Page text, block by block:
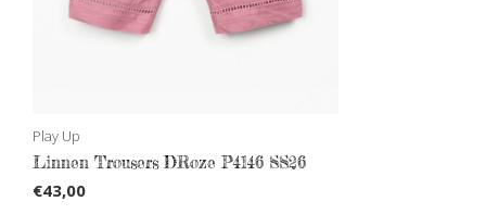
Play Up
Linnen Trousers DRoze P4146 SS26
€43,00